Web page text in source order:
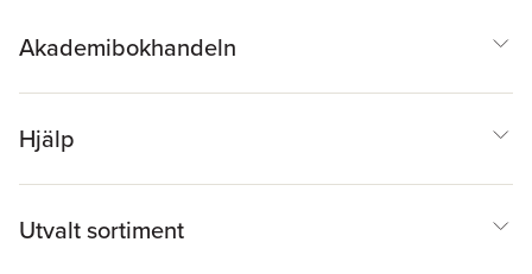
Akademibokhandeln
Hjälp
Utvalt sortiment